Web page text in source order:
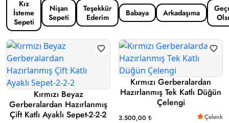
Kız
İsteme
Sepeti
Nişan
Sepeti
Teşekkür
Ederim
Babaya Arkadaşıma
Kırmızı Beyaz
Gerberalardan Hazırlanmış
Çift Katlı Ayaklı Sepet-2-2-2
Kırmızı Gerberalardan
Hazırlanmış Tek Katlı Düğün
Çelengi
3.500,00 ₺ Çelenk